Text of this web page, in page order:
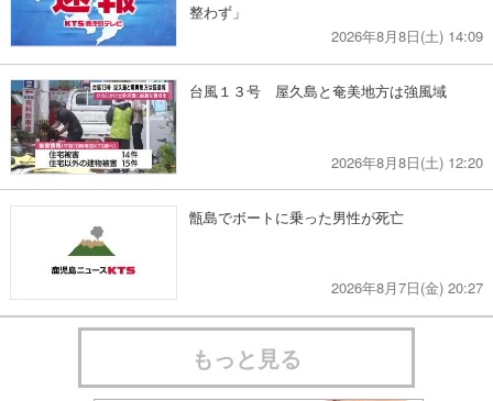
整わず」
2026年8月8日(土) 14:09
台風１３号 屋久島と奄美地方は強風域
2026年8月8日(土) 12:20
甑島でボートに乗った男性が死亡
2026年8月7日(金) 20:27
もっと見る